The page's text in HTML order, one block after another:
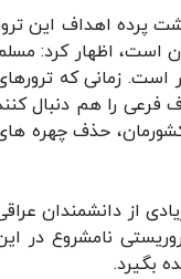
اهداف این ترور
اظهار کرد: مسلم
زمانی که ترورهای
را هم دنبال کنند
حذف چهره های
از دانشمندان عراقی
نامشروع در این